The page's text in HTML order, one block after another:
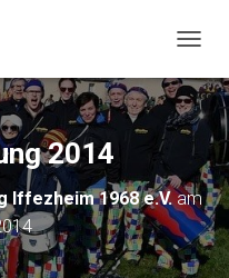
2014
Iffezheim 1968 e.V.am